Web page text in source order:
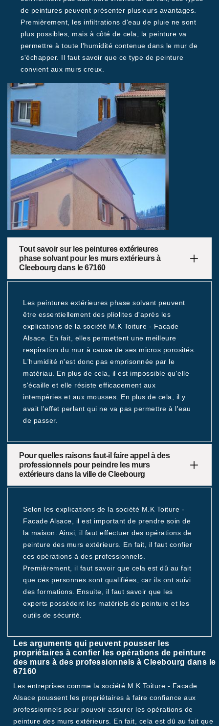
de peintures peuvent présenter plusieurs avantages.
Premièrement, les infiltrations d'eau de pluie ne sont
plus possibles, mais à côté de cela, la peinture va
permettre à toute l'humidité contenue dans le mur de
s'échapper. Il faut savoir que ce type de peinture
convient aux murs creux.
Tout savoir sur les peintures extérieures
phase solvant pour les murs extérieurs à
Cleebourg dans le 67160
Les peintures extérieures phase solvant peuvent
être essentiellement des pliolites d'après les
explications de la société M.K Toiture - Facade
Alsace. En fait, elles permettent une meilleure
respiration du mur à cause de ses micros porosités.
L'humidité n'est donc pas emprisonnée par le
matériau. En plus de cela, il est impossible qu'elle
s'écaille et elle résiste efficacement aux
intempéries et aux mousses. En plus de cela, il y
avait l'effet perlant qui ne va pas permettre à l'eau
de passer.
Pour quelles raisons faut-il faire appel à des
professionnels pour peindre les murs
extérieurs dans la ville de Cleebourg
Selon les explications de la société M.K Toiture -
Facade Alsace, il est important de prendre soin de
la maison. Ainsi, il faut effectuer des opérations de
peinture des murs extérieurs. En fait, il faut confier
ces opérations à des professionnels.
Premièrement, il faut savoir que cela est dû au fait
que ces personnes sont qualifiées, car ils ont suivi
des formations. Ensuite, il faut savoir que les
experts possèdent les matériels de peinture et les
outils de sécurité.
Les arguments qui peuvent pousser les
propriétaires à confier les opérations de peinture
des murs à des professionnels à Cleebourg dans le
67160
Les entreprises comme la société M.K Toiture - Facade
Alsace poussent les propriétaires à faire confiance aux
professionnels pour pouvoir assurer les opérations de
peinture des murs extérieurs. En fait, cela est dû au fait que